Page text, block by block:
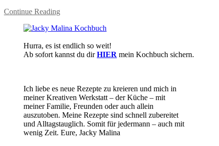
Continue Reading
Hurra, es ist endlich so weit!
Ab sofort kannst du dirHIER mein Kochbuch sichern.
Ich liebe es neue Rezepte zu kreieren und mich in
meiner Kreativen Werkstatt – der Küche – mit
meiner Familie, Freunden oder auch allein
auszutoben. Meine Rezepte sind schnell zubereitet
und Alltagstauglich. Somit für jedermann – auch mit
wenig Zeit. Eure, Jacky Malina